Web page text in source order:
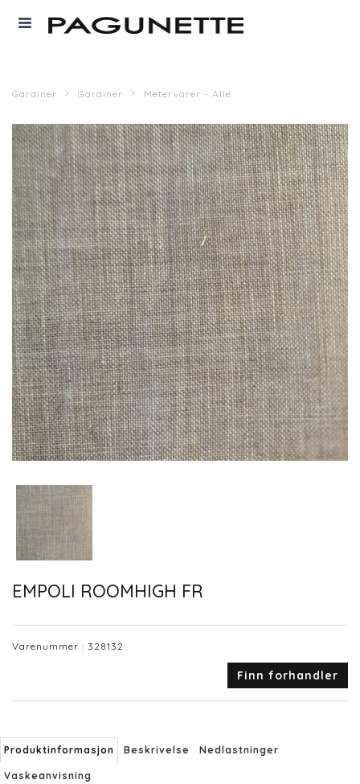
Gardiner Gardiner Metervarer - Alle
EMPOLI ROOMHIGH FR
Varenummer : 328132
Finn forhandler
Produktinformasjon Beskrivelse Nedlastninger
Vaskeanvisning